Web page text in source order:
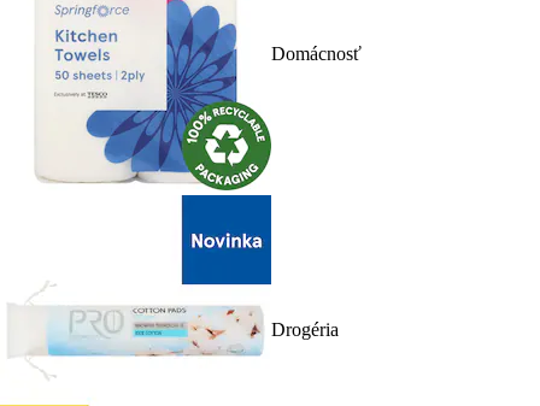
Domácnosť
Drogéria